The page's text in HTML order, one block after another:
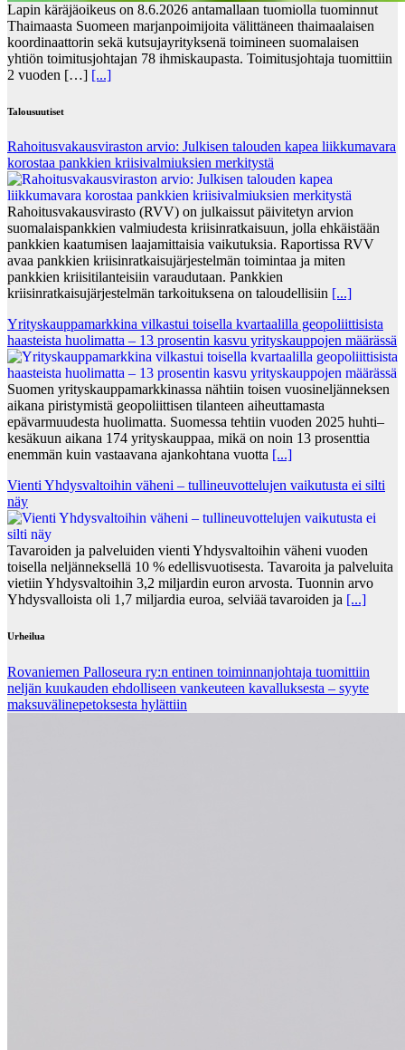
Lapin käräjäoikeus on 8.6.2026 antamallaan tuomiolla tuominnut
Thaimaasta Suomeen marjanpoimijoita välittäneen thaimaalaisen
koordinaattorin sekä kutsujayrityksenä toimineen suomalaisen
yhtiön toimitusjohtajan 78 ihmiskaupasta. Toimitusjohtaja tuomittiin
2 vuoden […] [...]
Talousuutiset
Rahoitusvakausviraston arvio: Julkisen talouden kapea liikkumavara
korostaa pankkien kriisivalmiuksien merkitystä
Rahoitusvakausvirasto (RVV) on julkaissut päivitetyn arvion
suomalaispankkien valmiudesta kriisinratkaisuun, jolla ehkäistään
pankkien kaatumisen laajamittaisia vaikutuksia. Raportissa RVV
avaa pankkien kriisinratkaisujärjestelmän toimintaa ja miten
pankkien kriisitilanteisiin varaudutaan. Pankkien
kriisinratkaisujärjestelmän tarkoituksena on taloudellisiin [...]
Yrityskauppamarkkina vilkastui toisella kvartaalilla geopoliittisista
haasteista huolimatta – 13 prosentin kasvu yrityskauppojen määrässä
Suomen yrityskauppamarkkinassa nähtiin toisen vuosineljänneksen
aikana piristymistä geopoliittisen tilanteen aiheuttamasta
epävarmuudesta huolimatta. Suomessa tehtiin vuoden 2025 huhti–
kesäkuun aikana 174 yrityskauppaa, mikä on noin 13 prosenttia
enemmän kuin vastaavana ajankohtana vuotta [...]
Vienti Yhdysvaltoihin väheni – tullineuvottelujen vaikutusta ei silti
näy
Tavaroiden ja palveluiden vienti Yhdysvaltoihin väheni vuoden
toisella neljänneksellä 10 % edellisvuotisesta. Tavaroita ja palveluita
vietiin Yhdysvaltoihin 3,2 miljardin euron arvosta. Tuonnin arvo
Yhdysvalloista oli 1,7 miljardia euroa, selviää tavaroiden ja [...]
Urheilua
Rovaniemen Palloseura ry:n entinen toiminnanjohtaja tuo­mit­tiin
neljän kuu­kau­den eh­dol­li­seen van­keu­teen ka­val­luk­ses­ta – syyte
mak­su­vä­li­ne­pe­tok­ses­ta hy­lät­tiin